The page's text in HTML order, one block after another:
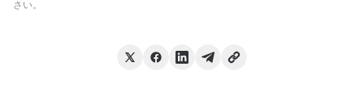
さい。